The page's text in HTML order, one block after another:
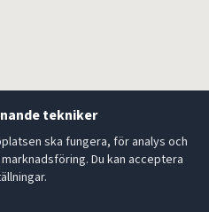
tekniker
ska fungera, för analys och
Du kan acceptera